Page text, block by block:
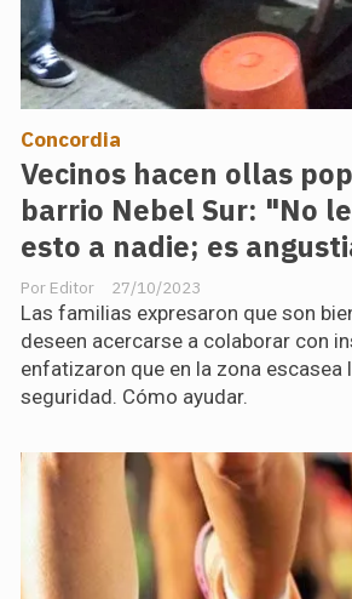
Vecinos hacen ollas
barrio Nebel Sur: "No
esto a nadie; es
Editor
Concordia
27/10/2023
Las familias expresaron que son
deseen acercarse a colaborar con
enfatizaron que en la zona escasea
seguridad. Cómo ayudar.